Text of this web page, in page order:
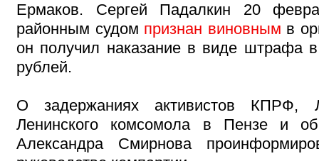
Ермаков. Сергей Падалкин 20
районным судом признан виновным в
он получил наказание в виде штрафа
рублей.
О задержаниях активистов КПРФ,
Ленинского комсомола в Пензе и об
Александра Смирнова